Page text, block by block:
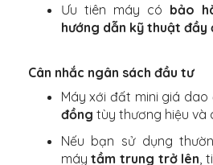
Ưu tiên máy có bảo
hướng dẫn kỹ thuật đầy
Cân nhắc ngân sách đầu tư
Máy xới đất mini giá
đồng tùy thương hiệu và
Nếu bạn sử dụng
máytầm trung trở lên ,